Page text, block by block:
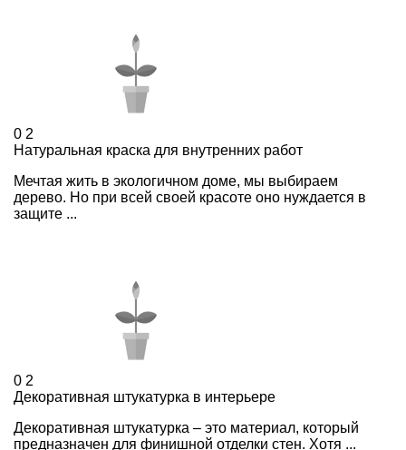
0 2
Натуральная краска для внутренних работ
Мечтая жить в экологичном доме, мы выбираем
дерево. Но при всей своей красоте оно нуждается в
защите ...
0 2
Декоративная штукатурка в интерьере
Декоративная штукатурка – это материал, который
предназначен для финишной отделки стен. Хотя ...